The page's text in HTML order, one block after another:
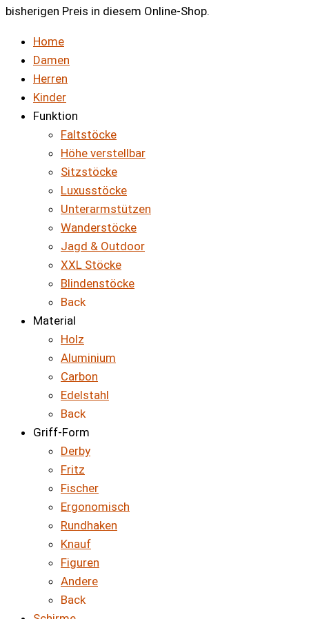
bisherigen Preis in diesem Online-Shop.
Home
Damen
Herren
Kinder
Funktion
Faltstöcke
Höhe verstellbar
Sitzstöcke
Luxusstöcke
Unterarmstützen
Wanderstöcke
Jagd & Outdoor
XXL Stöcke
Blindenstöcke
Back
Material
Holz
Aluminium
Carbon
Edelstahl
Back
Griff-Form
Derby
Fritz
Fischer
Ergonomisch
Rundhaken
Knauf
Figuren
Andere
Back